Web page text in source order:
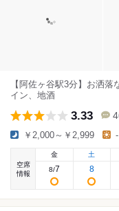
【阿佐ヶ谷駅3分】お洒
イン、地酒
3.33
￥2,000～￥2,999 -
空席
情報
金
8/7
土
8